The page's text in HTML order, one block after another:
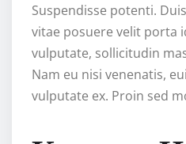
Suspendisse potenti.
vitae posuere velit porta
vulputate, sollicitudin
Nam eu nisi venenatis,
vulputate ex. Proin sed